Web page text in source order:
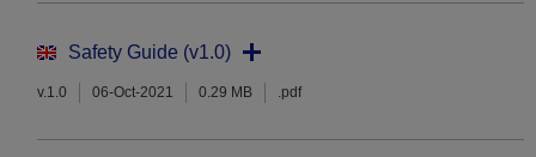
Safety Guide (v1.0)
v.1.0 06-Oct-2021 0.29 MB .pdf